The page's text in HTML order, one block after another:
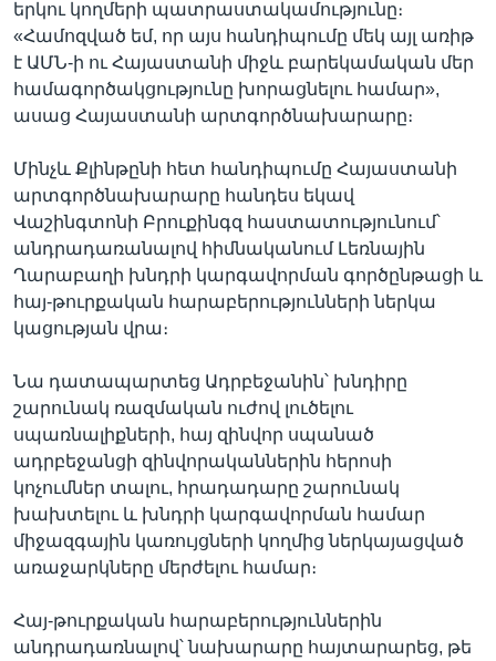
երկու կողմերի պատրաստակամությունը։
«Համոզված եմ, որ այս հանդիպումը մեկ այլ առիթ
է ԱՄՆ-ի ու Հայաստանի միջև բարեկամական մեր
համագործակցությունը խորացնելու համար»,
ասաց Հայաստանի արտգործնախարարը։
Մինչև Քլինթընի հետ հանդիպումը Հայաստանի
արտգործնախարարը հանդես եկավ
Վաշինգտոնի Բրուքինգզ հաստատությունում՝
անդրադառանալով հիմնականում Լեռնային
Ղարաբաղի խնդրի կարգավորման գործընթացի և
հայ-թուրքական հարաբերությունների ներկա
կացության վրա։
Նա դատապարտեց Ադրբեջանին՝ խնդիրը
շարունակ ռազմական ուժով լուծելու
սպառնալիքների, հայ զինվոր սպանած
ադրբեջանցի զինվորականներին հերոսի
կոչումներ տալու, հրադադարը շարունակ
խախտելու և խնդրի կարգավորման համար
միջազգային կառույցների կողմից ներկայացված
առաջարկները մերժելու համար։
Հայ-թուրքական հարաբերություններին
անդրադառնալով՝ նախարարը հայտարարեց, թե